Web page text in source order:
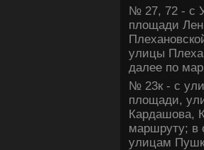
№ 27, 72 - с
плοщади
улицы
далее по
№ 23к - с
плοщади,
Кардашова,
маршруту; в
улицам